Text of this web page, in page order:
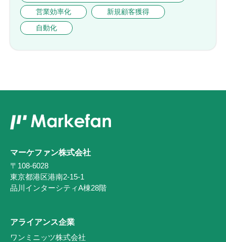
営業効率化
新規顧客獲得
自動化
マーケファン株式会社
〒108-6028
東京都港区港南2-15-1
品川インターシティA棟28階
アライアンス企業
ワンミニッツ株式会社